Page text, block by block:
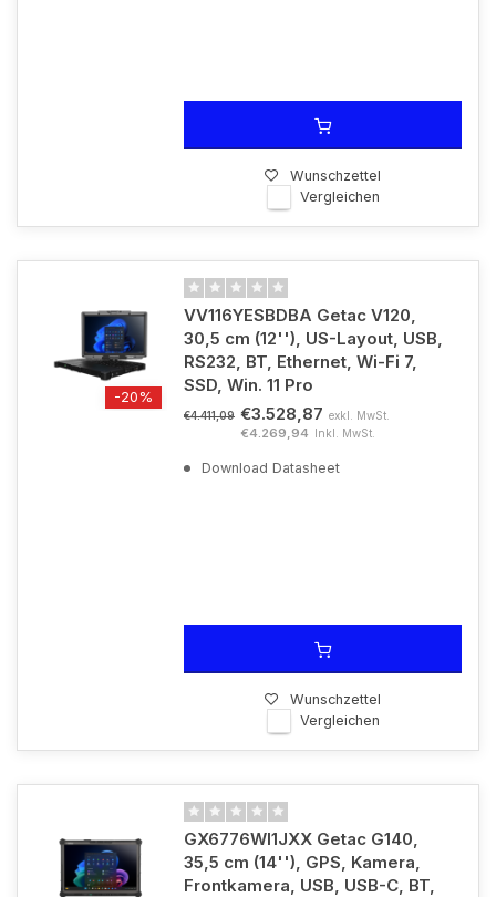
Wunschzettel
Vergleichen
-20%
VV116YESBDBA Getac V120,
30,5 cm (12''), US-Layout, USB,
RS232, BT, Ethernet, Wi-Fi 7,
SSD, Win. 11 Pro
€4.411,09 €3.528,87 exkl. MwSt.
€4.269,94 Inkl. MwSt.
Download Datasheet
Wunschzettel
Vergleichen
GX6776WI1JXX Getac G140,
35,5 cm (14''), GPS, Kamera,
Frontkamera, USB, USB-C, BT,